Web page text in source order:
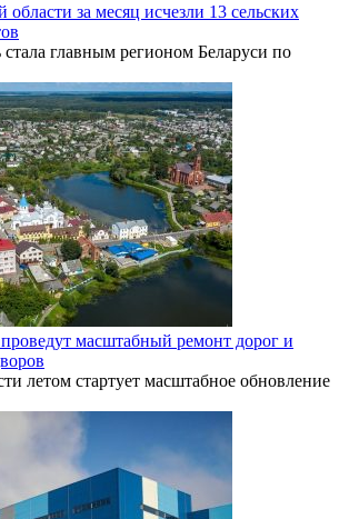
за месяц исчезли 13 сельских
стала главным регионом Беларуси по
масштабный ремонт дорог и
летом стартует масштабное обновление